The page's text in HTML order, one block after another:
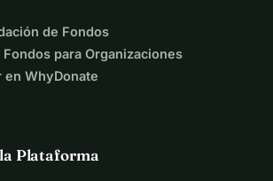
de Fondos
Fondos para Organizaciones
en WhyDonate
Plataforma